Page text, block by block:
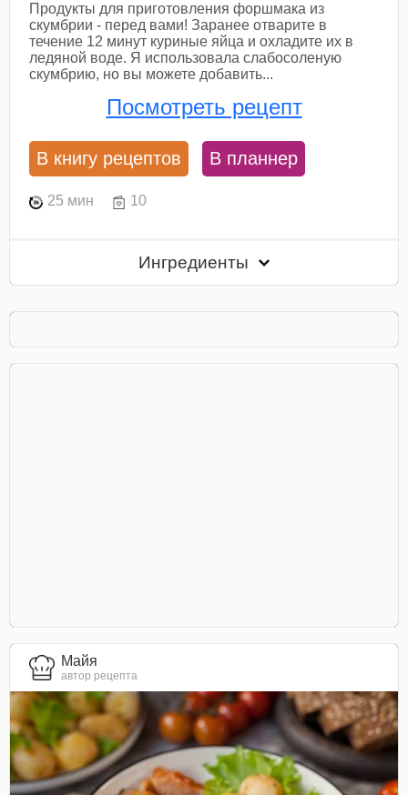
Продукты для приготовления форшмака из
скумбрии - перед вами! Заранее отварите в
течение 12 минут куриные яйца и охладите их в
ледяной воде. Я использовала слабосоленую
скумбрию, но вы можете добавить...
Посмотреть рецепт
В книгу рецептов В планнер
25 мин 10
Ингредиенты
Майя
автор рецепта